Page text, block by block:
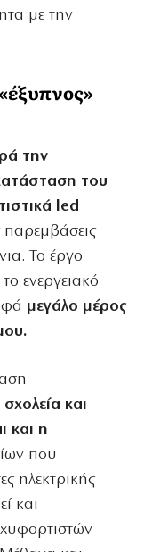
με την
την
του
led
παρεμβάσεις
Το έργο
ενεργειακό
μεγάλο μέρος
και
και η
που
ηλεκτρικής
και